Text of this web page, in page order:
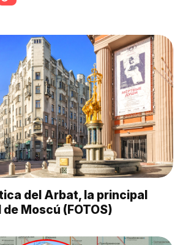
del Arbat, la principal
Moscú (FOTOS)